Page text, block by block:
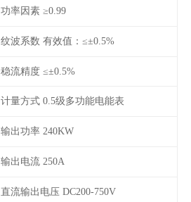
功率因素 ≥0.99
纹波系数 有效值：≤±0.5%
稳流精度 ≤±0.5%
计量方式 0.5级多功能电能表
输出功率 240KW
输出电流 250A
直流输出电压 DC200-750V